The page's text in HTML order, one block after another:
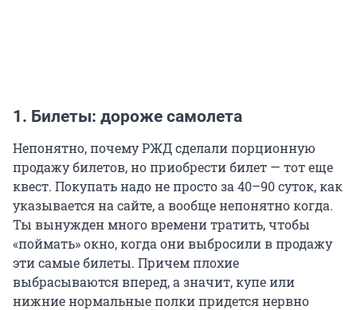
1. Билеты: дороже самолета
Непонятно, почему РЖД сделали порционную
продажу билетов, но приобрести билет — тот еще
квест. Покупать надо не просто за 40–90 суток, как
указывается на сайте, а вообще непонятно когда.
Ты вынужден много времени тратить, чтобы
«поймать» окно, когда они выбросили в продажу
эти самые билеты. Причем плохие
выбрасываются вперед, а значит, купе или
нижние нормальные полки придется нервно